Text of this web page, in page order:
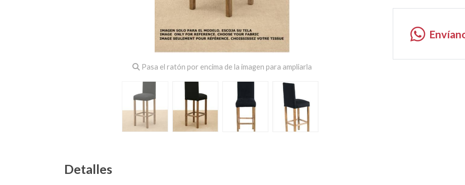
Pasa el ratón por encima de la imagen para ampliarla
Detalles